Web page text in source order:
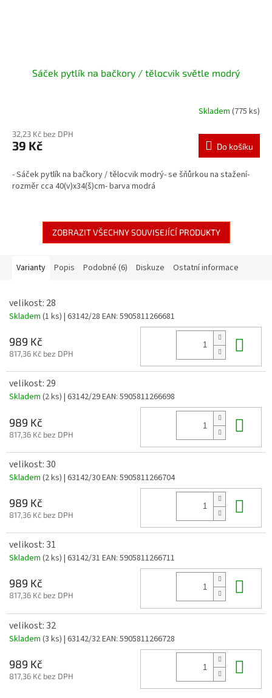
Sáček pytlík na bačkory / tělocvik světle modrý
Skladem (775 ks)
32,23 Kč bez DPH
39 Kč Do košíku
- Sáček pytlík na bačkory / tělocvik modrý- se šňůrkou na stažení-
rozměr cca 40(v)x34(š)cm- barva modrá
ZOBRAZIT VŠECHNY SOUVISEJÍCÍ PRODUKTY
Varianty Popis Podobné (6) Diskuze Ostatní informace
velikost: 28
Skladem (1 ks) | 63142/28 EAN: 5905811266681
989 Kč
817,36 Kč bez DPH
velikost: 29
Skladem (2 ks) | 63142/29EAN: 5905811266698
989 Kč
817,36 Kč bez DPH
velikost: 30
Skladem (2 ks) | 63142/30EAN: 5905811266704
989 Kč
817,36 Kč bez DPH
velikost: 31
Skladem (2 ks) | 63142/31 EAN: 5905811266711
989 Kč
817,36 Kč bez DPH
velikost: 32
Skladem (3 ks) | 63142/32EAN: 5905811266728
989 Kč
817,36 Kč bez DPH